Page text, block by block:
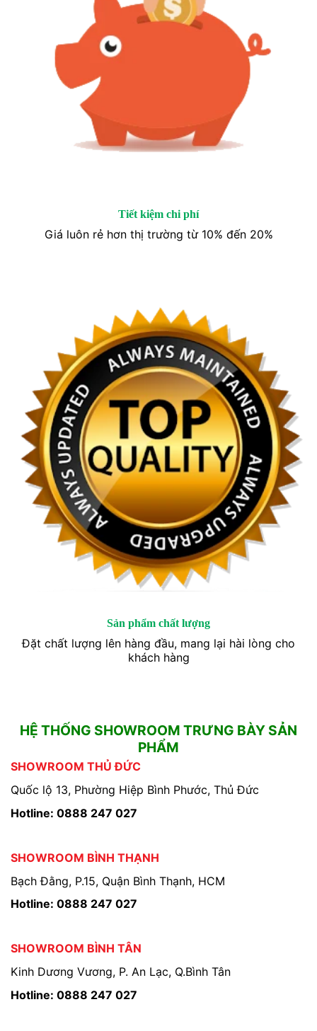
Tiết kiệm chi phí
Giá luôn rẻ hơn thị trường từ 10% đến 20%
Sản phẩm chất lượng
Đặt chất lượng lên hàng đầu, mang lại hài lòng cho
khách hàng
HỆ THỐNG SHOWROOM TRƯNG BÀY SẢN
PHẨM
SHOWROOM THỦ ĐỨC
Quốc lộ 13, Phường Hiệp Bình Phước, Thủ Đức
Hotline: 0888 247 027
SHOWROOM BÌNH THẠNH
Bạch Đằng, P.15, Quận Bình Thạnh, HCM
Hotline: 0888 247 027
SHOWROOM BÌNH TÂN
Kinh Dương Vương, P. An Lạc, Q.Bình Tân
Hotline: 0888 247 027